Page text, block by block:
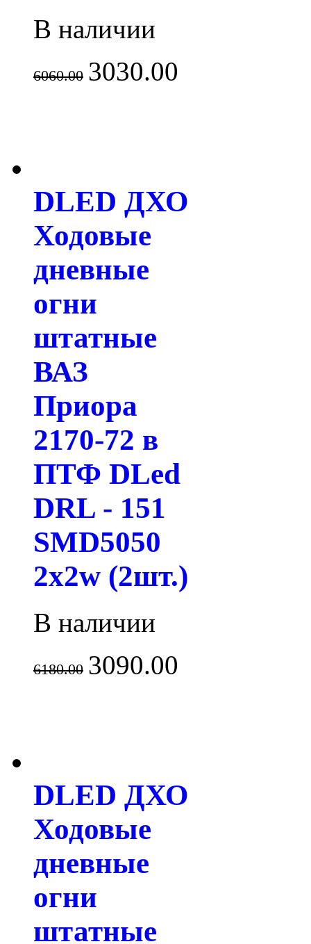
В наличии
6060.00 3030.00
DLED ДХО
Ходовые
дневные
огни
штатные
ВАЗ
Приора
2170-72 в
ПТФ DLed
DRL - 151
SMD5050
2x2w (2шт.)
В наличии
6180.00 3090.00
DLED ДХО
Ходовые
дневные
огни
штатные